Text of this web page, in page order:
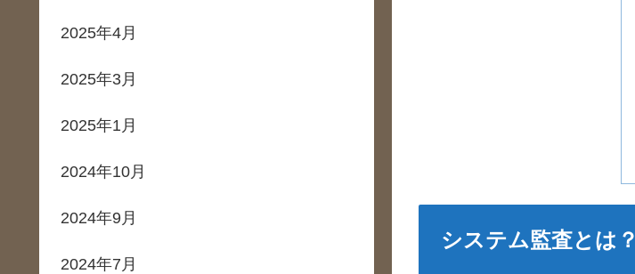
システム監査とは？
2025年4月
2025年3月
2025年1月
2024年10月
2024年9月
2024年7月